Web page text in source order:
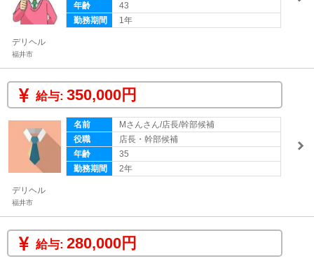
年齢
43
勤務期間
1年
デリヘル
福井市
給与: 350,000円
名前
Mさんさん/店長/幹部候補
役職
店長・幹部候補
年齢
35
勤務期間
2年
デリヘル
福井市
給与: 280,000円